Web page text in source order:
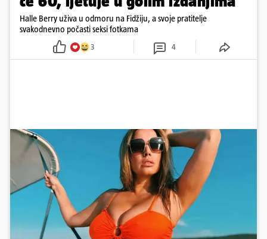
Halle Berry uživa u odmoru na Fidžiju, a svoje pratitelje
svakodnevno počasti seksi fotkama
3 4